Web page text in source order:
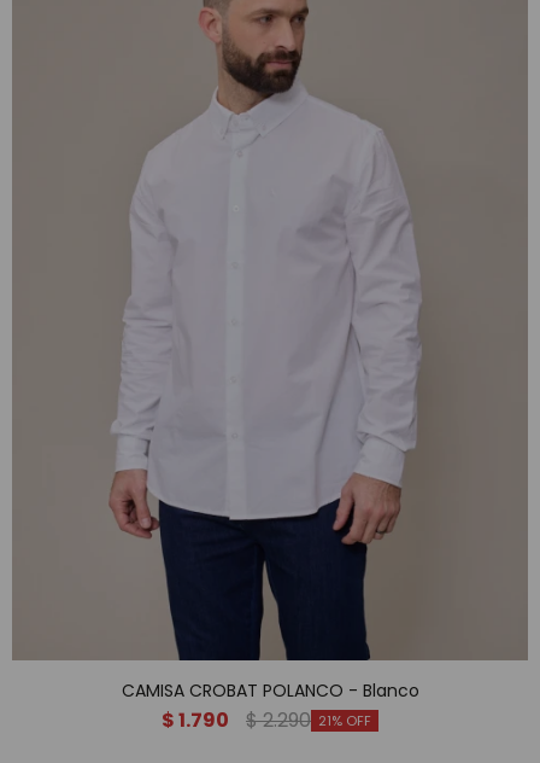
CAMISA CROBAT POLANCO - Blanco
$1.790 $2.290 21